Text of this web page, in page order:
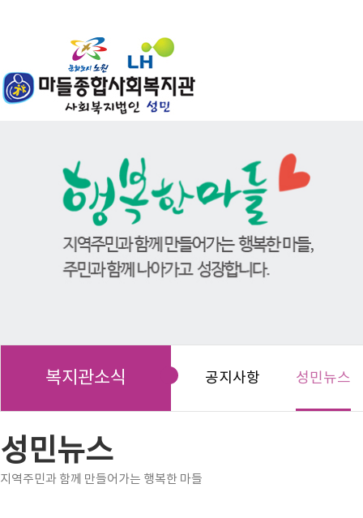
복지관소식 공지사항 성민뉴스
성민뉴스
지역주민과 함께 만들어가는 행복한 마들